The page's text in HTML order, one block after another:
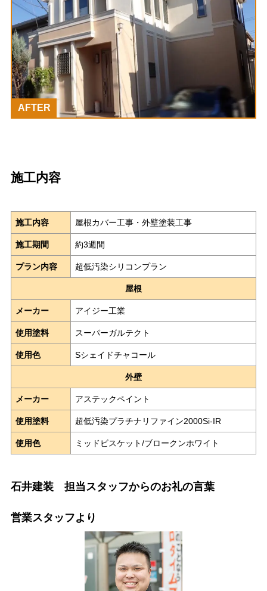
AFTER
施工内容
施工内容 屋根カバー工事・外壁塗装工事
施工期間 約3週間
プラン内容 超低汚染シリコンプラン
屋根
メーカー アイジー工業
使用塗料 スーパーガルテクト
使用色 Sシェイドチャコール
外壁
メーカー アステックペイント
使用塗料 超低汚染プラチナリファイン2000Si-IR
使用色 ミッドビスケット/ブロークンホワイト
石井建装 担当スタッフからのお礼の言葉
営業スタッフより